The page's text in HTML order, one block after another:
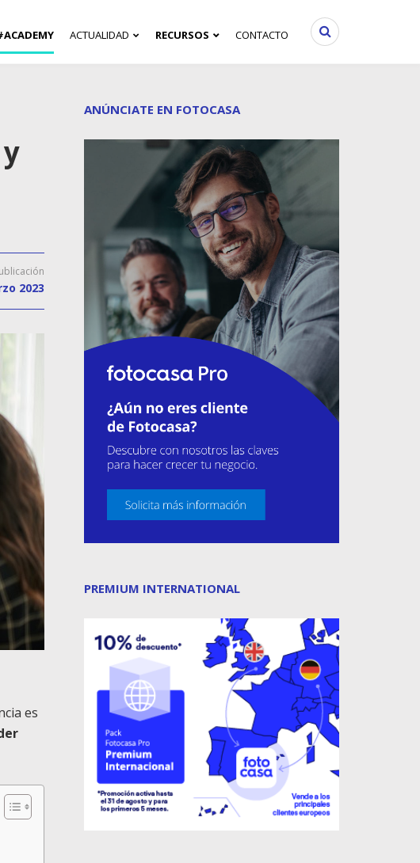
ACTUALIDAD RECURSOS CONTACTO
2023
es
ANÚNCIATE EN FOTOCASA
PREMIUM INTERNATIONAL